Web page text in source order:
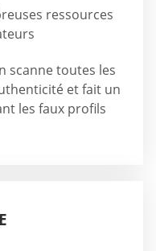
ressources
scanne toutes les
et fait un
les faux profils